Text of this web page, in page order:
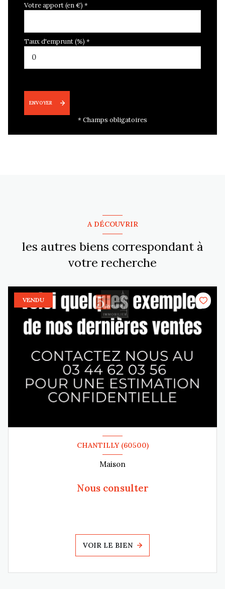
Votre apport (en €) *
Taux d'emprunt (%) *
ENVOYER
* Champs obligatoires
A DÉCOUVRIR
les autres biens correspondant à
votre recherche
VENDU
CHANTILLY (60500)
Maison
Nous consulter
VOIR LE BIEN